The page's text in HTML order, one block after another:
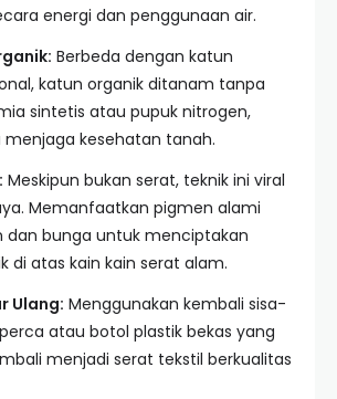
energi dan penggunaan air.
Berbeda dengan katun
katun organik ditanam tanpa
sintetis atau pupuk nitrogen,
menjaga kesehatan tanah.
Meskipun bukan serat, teknik ini viral
Memanfaatkan pigmen alami
dan bunga untuk menciptakan
di atas kain kain serat alam.
Ulang: Menggunakan kembali sisa-
atau botol plastik bekas yang
menjadi serat tekstil berkualitas